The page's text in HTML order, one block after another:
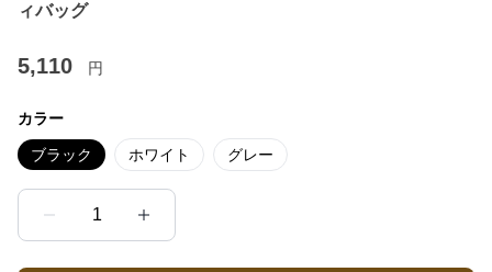
ィバッグ
5,110 円
カラー
ブラック ホワイト グレー
1